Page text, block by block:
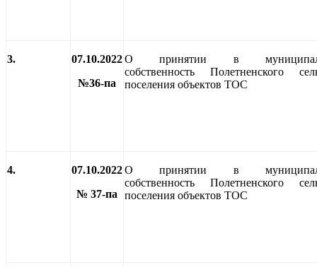
3.
07.10.2022
№36-па
О принятии в
собственность Полетненского
поселения объектов ТОС
4.
07.10.2022
№ 37-па
О принятии в
собственность Полетненского
поселения объектов ТОС